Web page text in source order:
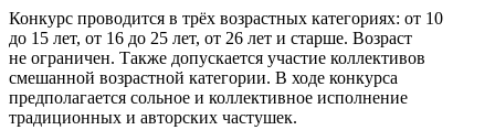
Конкурс проводится в трёх возрастных категориях: от 10
до 15 лет, от 16 до 25 лет, от 26 лет и старше. Возраст
не ограничен. Также допускается участие коллективов
смешанной возрастной категории. В ходе конкурса
предполагается сольное и коллективное исполнение
традиционных и авторских частушек.